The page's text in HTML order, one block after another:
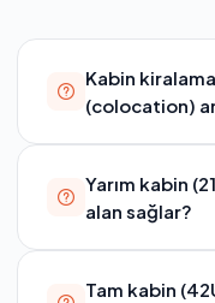
Kabin
(colocation)
Yarım kabin
alan sağlar?
Tam kabin